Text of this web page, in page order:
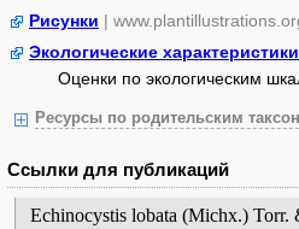
Рисунки |
Экологические характеристики
Оценки по экологическим
Ресурсы по родительским
Ссылки для публикаций
Echinocystis lobata (Michx.)